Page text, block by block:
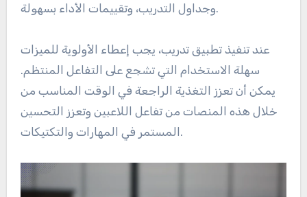
وجداول التدريب، وتقييمات الأداء بسهولة.
عند تنفيذ تطبيق تدريب، يجب إعطاء الأولوية للميزات
سهلة الاستخدام التي تشجع على التفاعل المنتظم.
يمكن أن تعزز التغذية الراجعة في الوقت المناسب من
خلال هذه المنصات من تفاعل اللاعبين وتعزز التحسين
المستمر في المهارات والتكتيكات.